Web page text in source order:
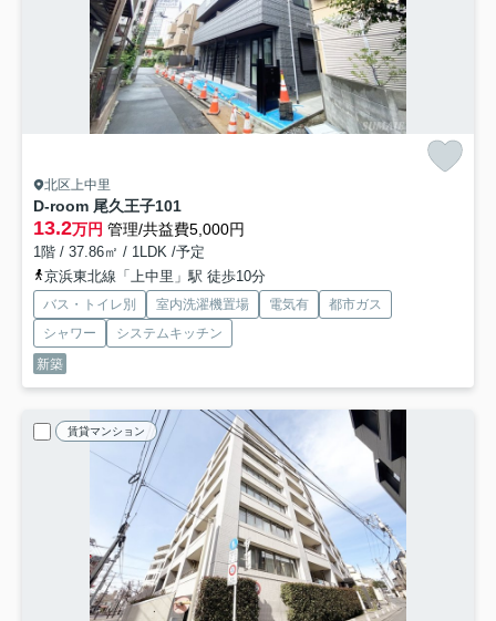
北区上中里
D-room 尾久王子101
13.2万円 管理/共益費5,000円
1階 / 37.86㎡ / 1LDK /予定
京浜東北線「上中里」駅 徒歩10分
バス・トイレ別 室内洗濯機置場 電気有
都市ガス
シャワー
システムキッチン
新築
賃貸マンション